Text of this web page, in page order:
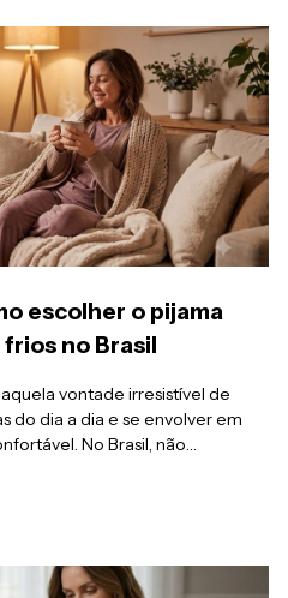
escolher o pijama
no Brasil
vontade irresistível de
do dia a dia e se envolver em
No Brasil, não